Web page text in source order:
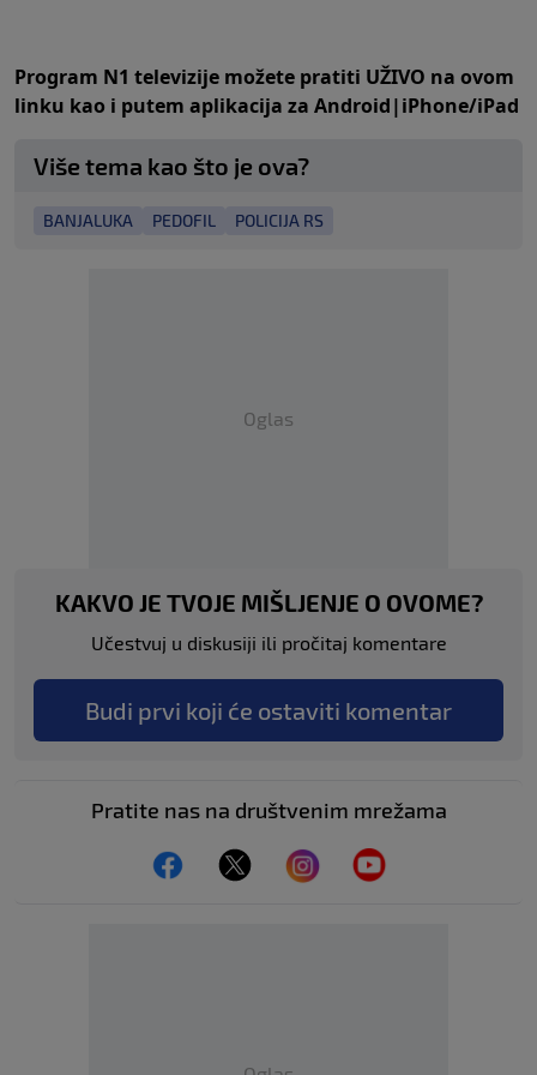
Program N1 televizije možete pratiti UŽIVO na ovom
linku kao i putem aplikacija za Android|iPhone/iPad
Više tema kao što je ova?
BANJALUKA PEDOFIL POLICIJA RS
Oglas
KAKVO JE TVOJE MIŠLJENJE O OVOME?
Učestvuj u diskusiji ili pročitaj komentare
Budi prvi koji će ostaviti komentar
Pratite nas na društvenim mrežama